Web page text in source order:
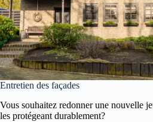
Entretien des façades
Vous souhaitez redonner une nouvelle
les protégeant durablement?